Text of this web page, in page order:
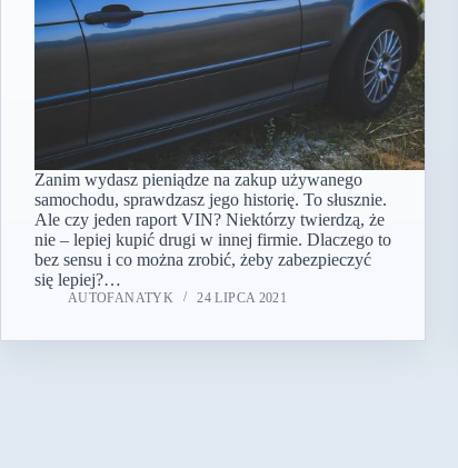
Zanim wydasz pieniądze na zakup używanego
samochodu, sprawdzasz jego historię. To słusznie.
Ale czy jeden raport VIN? Niektórzy twierdzą, że
nie – lepiej kupić drugi w innej firmie. Dlaczego to
bez sensu i co można zrobić, żeby zabezpieczyć
się lepiej?…
AUTOFANATYK 24 LIPCA 2021